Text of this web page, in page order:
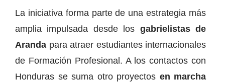
La iniciativa forma parte de una estrategia más
amplia impulsada desde los gabrielistas de
Aranda para atraer estudiantes internacionales
de Formación Profesional. A los contactos con
Honduras se suma otro proyectos en marcha